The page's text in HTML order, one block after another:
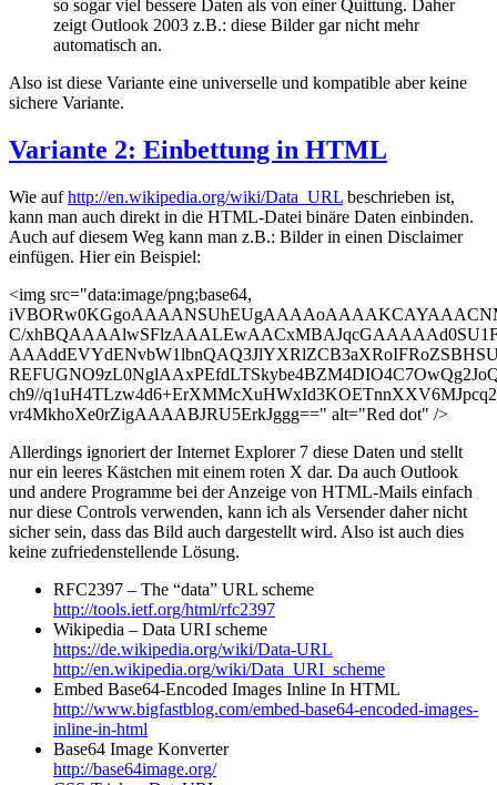
so sogar viel bessere Daten als von einer Quittung. Daher
zeigt Outlook 2003 z.B.: diese Bilder gar nicht mehr
automatisch an.
Also ist diese Variante eine universelle und kompatible aber keine
sichere Variante.
Variante 2: Einbettung in HTML
Wie aufhttp://en.wikipedia.org/wiki/Data_URL beschrieben ist,
kann man auch direkt in die HTML-Datei binäre Daten einbinden.
Auch auf diesem Weg kann man z.B.: Bilder in einen Disclaimer
einfügen. Hier ein Beispiel:
<img src="data:image/png;base64,
C/
ch9//
vr4MkhoXe0rZigAAAABJRU5ErkJggg==" alt="Red dot" />
Allerdings ignoriert der Internet Explorer 7 diese Daten und stellt
nur ein leeres Kästchen mit einem roten X dar. Da auch Outlook
und andere Programme bei der Anzeige von HTML-Mails einfach
nur diese Controls verwenden, kann ich als Versender daher nicht
sicher sein, dass das Bild auch dargestellt wird. Also ist auch dies
keine zufriedenstellende Lösung.
RFC2397 – The “data” URL scheme
http://tools.ietf.org/html/rfc2397
Wikipedia – Data URI scheme
https://de.wikipedia.org/wiki/Data-URL
http://en.wikipedia.org/wiki/Data_URI_scheme
Embed Base64-Encoded Images Inline In HTML
http://www.bigfastblog.com/embed-base64-encoded-images-
inline-in-html
Base64 Image Konverter
http://base64image.org/